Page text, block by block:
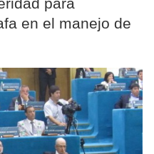
para
en el manejo de